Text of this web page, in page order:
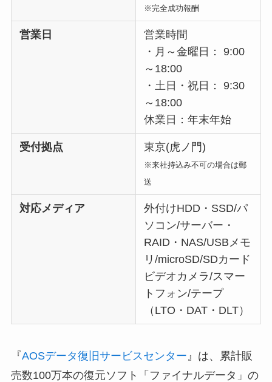
※完全成功報酬
営業日
営業時間
・月～金曜日： 9:00
～18:00
・土日・祝日： 9:30
～18:00
休業日：年末年始
受付拠点 東京(虎ノ門)
※来社持込み不可の場合は郵
送
対応メディア
外付けHDD・SSD/パ
ソコン/サーバー・
RAID・NAS/USBメモ
リ/microSD/SDカード
ビデオカメラ/スマー
トフォン/テープ
（LTO・DAT・DLT）
『AOSデータ復旧サービスセンター 』は、累計販
売数100万本の復元ソフト「ファイナルデータ」の